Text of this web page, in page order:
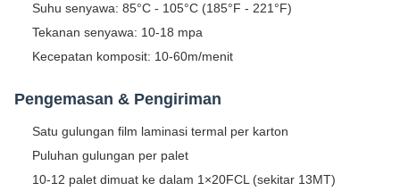
Suhu senyawa: 85°C - 105°C (185°F - 221°F)
Tekanan senyawa: 10-18 mpa
Kecepatan komposit: 10-60m/menit
Pengemasan & Pengiriman
Satu gulungan film laminasi termal per karton
Puluhan gulungan per palet
10-12 palet dimuat ke dalam 1×20FCL (sekitar 13MT)